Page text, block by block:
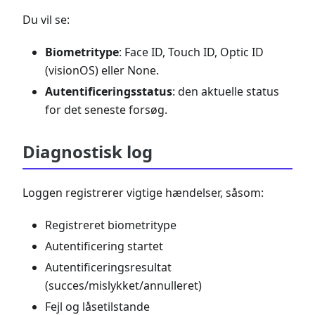
Du vil se:
Biometritype: Face ID, Touch ID, Optic ID
(visionOS) eller None.
Autentificeringsstatus: den aktuelle status
for det seneste forsøg.
Diagnostisk log
Loggen registrerer vigtige hændelser, såsom:
Registreret biometritype
Autentificering startet
Autentificeringsresultat
(succes/mislykket/annulleret)
Fejl og låsetilstande